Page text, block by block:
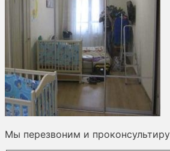
Мы перезвоним и